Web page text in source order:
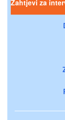
Zahtjevi za